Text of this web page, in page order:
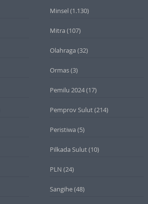
Minsel (1.130)
Mitra (107)
Olahraga (32)
Ormas(3)
Pemilu 2024(17)
Pemprov Sulut(214)
Peristiwa (5)
Pilkada Sulut(10)
PLN (24)
Sangihe(48)